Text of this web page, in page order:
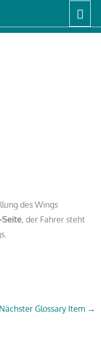
des Wings
-Seite, der Fahrer steht
Nächster Glossary Item →